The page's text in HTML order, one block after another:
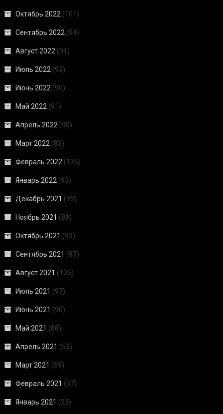
Октябрь 2022 (101)
Сентябрь 2022 (54)
Август 2022 (91)
Июль 2022 (93)
Июнь 2022 (90)
Май 2022 (91)
Апрель 2022 (90)
Март 2022 (83)
Февраль 2022 (135)
Январь 2022 (93)
Декабрь 2021 (93)
Ноябрь 2021 (89)
Октябрь 2021 (93)
Сентябрь 2021 (87)
Август 2021 (105)
Июль 2021 (97)
Июнь 2021 (90)
Май 2021 (88)
Апрель 2021 (53)
Март 2021 (59)
Февраль 2021 (37)
Январь 2021 (23)